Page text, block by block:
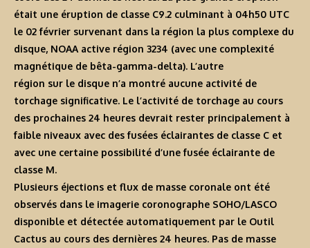
était une éruption de classe C9.2 culminant à 04h50 UTC
le 02 février survenant dans la région la plus complexe du
disque, NOAA active région 3234 (avec une complexité
magnétique de bêta-gamma-delta). L’autre
région sur le disque n’a montré aucune activité de
torchage significative. Le l’activité de torchage au cours
des prochaines 24 heures devrait rester principalement à
faible niveaux avec des fusées éclairantes de classe C et
avec une certaine possibilité d’une fusée éclairante de
classe M.
Plusieurs éjections et flux de masse coronale ont été
observés dans le imagerie coronographe SOHO/LASCO
disponible et détectée automatiquement par le Outil
Cactus au cours des dernières 24 heures. Pas de masse